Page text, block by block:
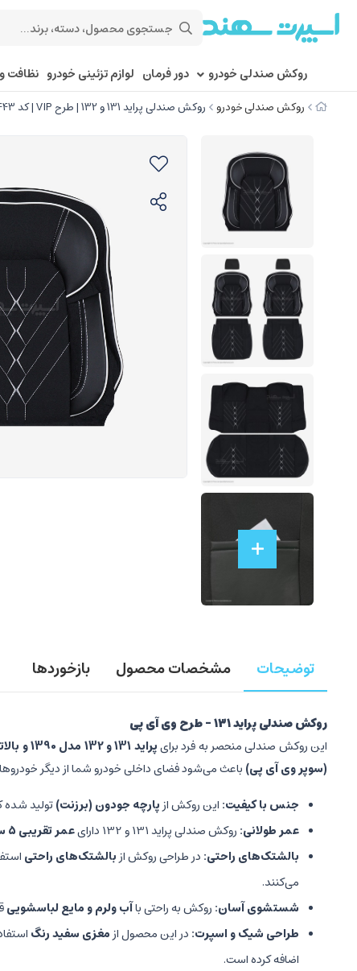
روکش صندلی خودرو دور فرمان لوازم تزئینی خودرو نظافت
روکش صندلی خودرو روکش صندلی پراید 131 و 132 | طرح VIP | کد R443
توضیحات مشخصات محصول بازخوردها
روکش صندلی پراید 131 - طرح وی آی پی
این روکش صندلی منحصر به فرد برایپراید 131 و 132 مدل 1390 و بالاتر
(سوپر وی آی پی) باعث می‌شود فضای داخلی خودرو شما از دیگر
جنس با کیفیت: این روکش ازپارچه جودون (برزنت)تولید شده
عمر طولانی: روکش صندلی پراید 131 و 132 دارای عمر تقریبی 5 سال
بالشتک‌های راحتی: در طراحی روکش ازبالشتک‌های راحتی
می‌کنند.
شستشوی آسان: روکش به راحتی باآب ولرم و مایع لباسشویی
طراحی شیک و اسپرت: در این محصول ازمغزی سفید رنگ
اضافه کرده است.